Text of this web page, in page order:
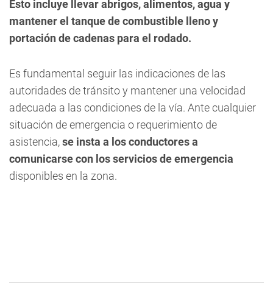
Esto incluye llevar abrigos, alimentos, agua y
mantener el tanque de combustible lleno y
portación de cadenas para el rodado.
Es fundamental seguir las indicaciones de las
autoridades de tránsito y mantener una velocidad
adecuada a las condiciones de la vía. Ante cualquier
situación de emergencia o requerimiento de
asistencia,se insta a los conductores a
comunicarse con los servicios de emergencia
disponibles en la zona.